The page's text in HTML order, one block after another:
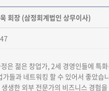
회장 (삼정회계법인 상무이사)
은 젊은 창업가, 2세 경영인들에 특
들과 네트워킹 할 수 있어서 좋았습
생한 외부 전문가의 비즈니스 경험을